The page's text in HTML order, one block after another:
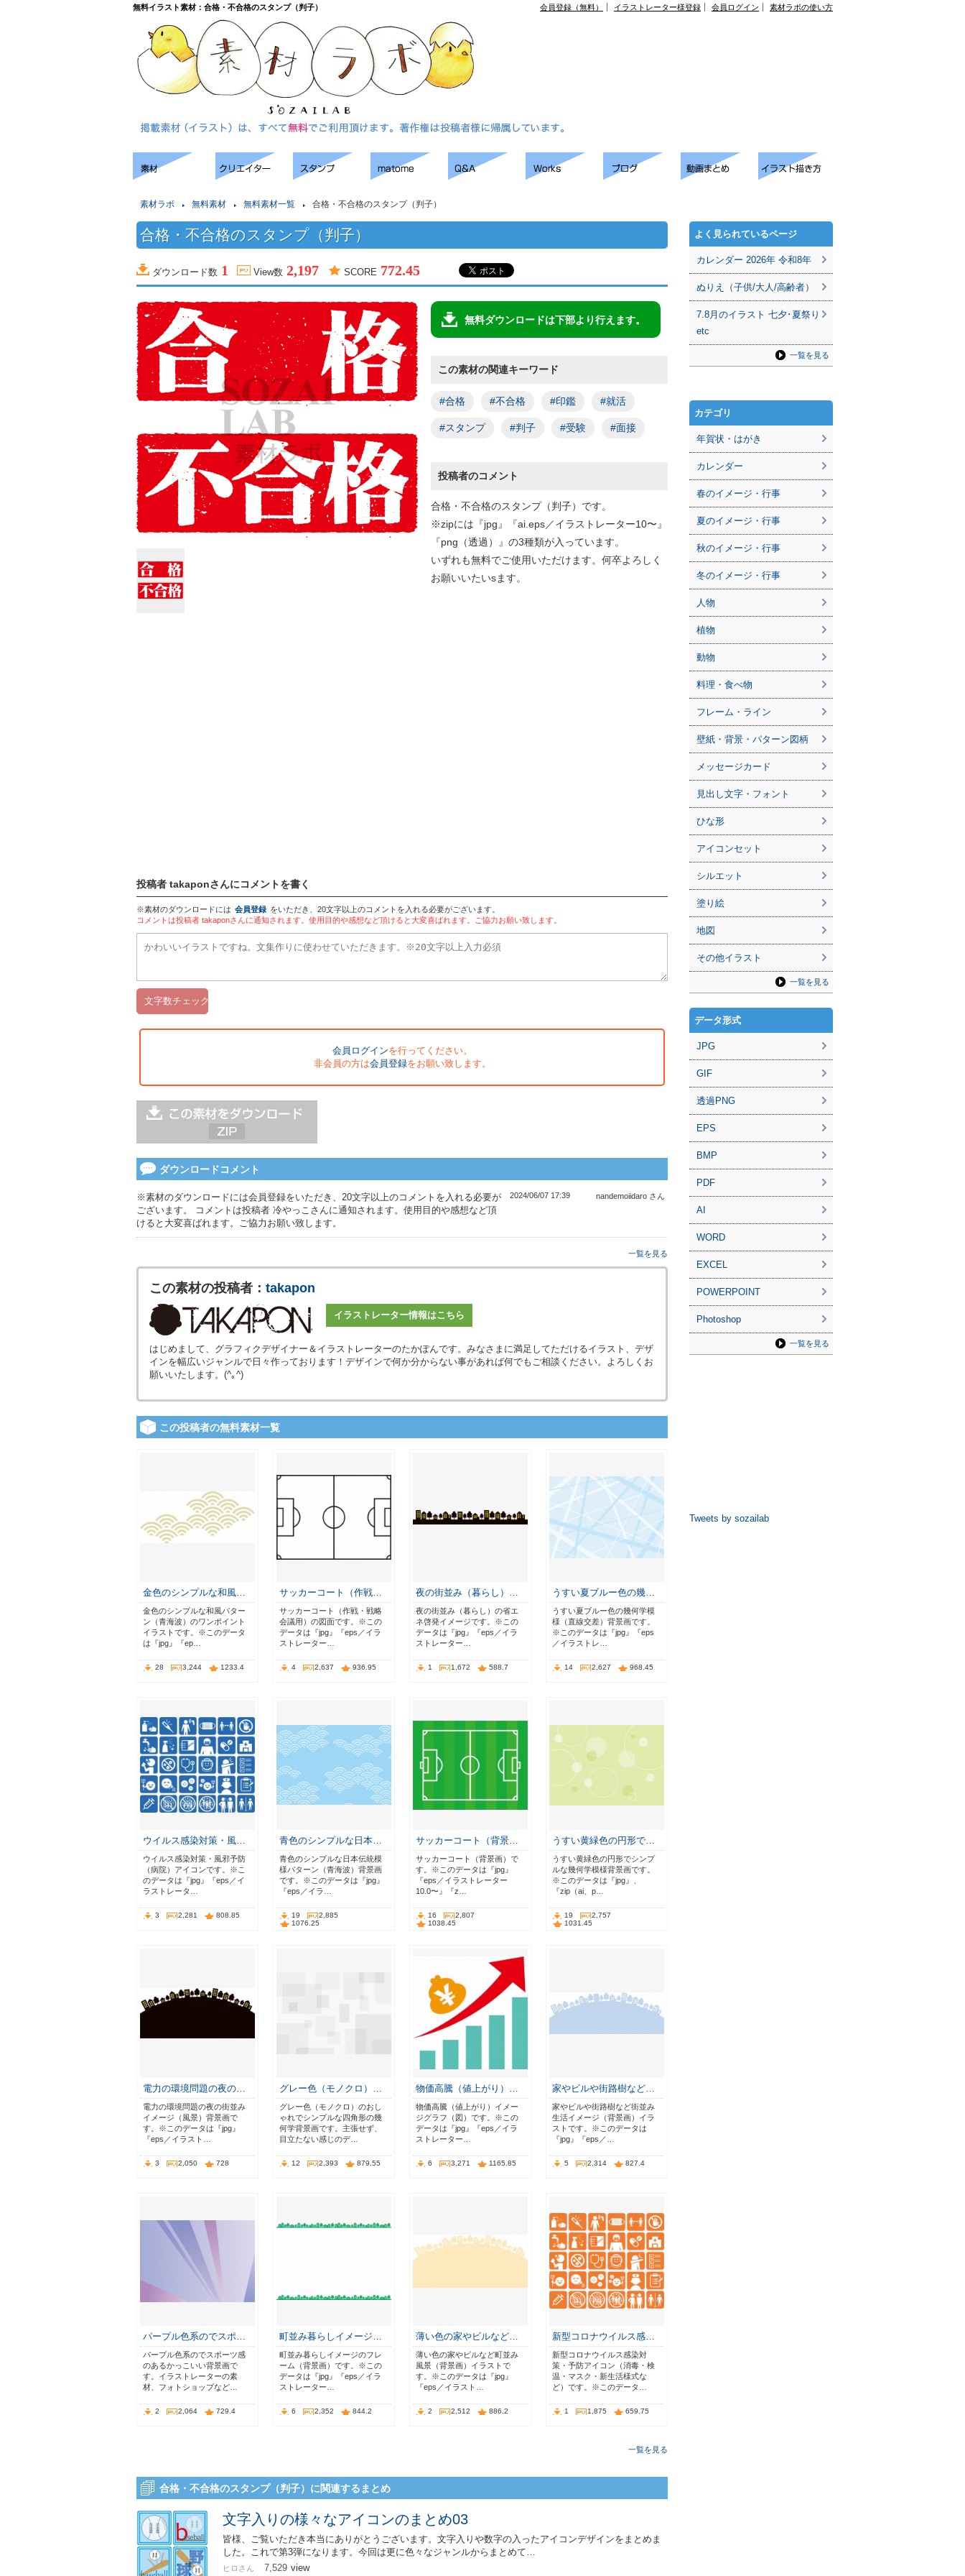
無料イラスト素材：合格・不合格のスタンプ（判子） 会員登録（無料） イラストレーター様登録 会員ログイン 素材ラボの使い方
素材ラボ 無料素材 無料素材一覧 合格・不合格のスタンプ（判子）
合格・不合格のスタンプ（判子）
ダウンロード数 1 View数 2,197 SCORE 772.45
無料ダウンロードは下部より行えます。
この素材の関連キーワード
#合格 #不合格 #印鑑 #就活
#スタンプ #判子 #受験 #面接
投稿者のコメント
合格・不合格のスタンプ（判子）です。
※zipには『jpg』『ai.eps／イラストレーター10〜』
『png（透過）』の3種類が入っています。
いずれも無料でご使用いただけます。何卒よろしく
お願いいたいsます。
投稿者 takaponさんにコメントを書く
※素材のダウンロードには 会員登録 をいただき、20文字以上のコメントを入れる必要がございます。
コメントは投稿者 takaponさんに通知されます。使用目的や感想など頂けると大変喜ばれます。ご協力お願い致します。
会員ログインを行ってください。
非会員の方は会員登録をお願い致します。
ダウンロードコメント
※素材のダウンロードには会員登録をいただき、20文字以上のコメントを入れる必要が
ございます。 コメントは投稿者 冷やっこさんに通知されます。使用目的や感想など頂
けると大変喜ばれます。ご協力お願い致します。
2024/06/07 17:39 nandemoiidaro さん
一覧を見る
この素材の投稿者： takapon
イラストレーター情報はこちら
はじめまして、グラフィクデザイナー＆イラストレーターのたかぽんです。みなさまに満足してただけるイラスト、デザ
インを幅広いジャンルで日々作っております！デザインで何か分からない事があれば何でもご相談ください。よろしくお
願いいたします。(^｡^)
この投稿者の無料素材一覧
金色のシンプルな和風…
金色のシンプルな和風パター
ン（青海波）のワンポイント
イラストです。※このデータ
は『jpg』『ep…
28 3,244 1233.4
サッカーコート（作戦…
サッカーコート（作戦・戦略
会議用）の図面です。※この
データは『jpg』『eps／イラ
ストレーター…
4 2,637 936.95
夜の街並み（暮らし）…
夜の街並み（暮らし）の省エ
ネ啓発イメージです。※この
データは『jpg』『eps／イラ
ストレーター…
1 1,672 588.7
うすい夏ブルー色の幾…
うすい夏ブルー色の幾何学模
様（直線交差）背景画です。
※このデータは『jpg』『eps
／イラストレ…
14 2,627 968.45
ウイルス感染対策・風…
ウイルス感染対策・風邪予防
（病院）アイコンです。※こ
のデータは『jpg』『eps／イ
ラストレータ…
3 2,281 808.85
青色のシンプルな日本…
青色のシンプルな日本伝統模
様パターン（青海波）背景画
です。※このデータは『jpg』
『eps／イラ…
19
2,885
1076.25
サッカーコート（背景…
サッカーコート（背景画）で
す。※このデータは『jpg』
『eps／イラストレーター
10.0〜』『z…
16
2,807
1038.45
うすい黄緑色の円形で…
うすい黄緑色の円形でシンプ
ルな幾何学模様背景画です。
※このデータは『jpg』、
『zip（ai、p…
19
2,757
1031.45
電力の環境問題の夜の…
電力の環境問題の夜の街並み
イメージ（風景）背景画で
す。※このデータは『jpg』
『eps／イラスト…
3 2,050 728
グレー色（モノクロ）…
グレー色（モノクロ）のおし
ゃれでシンプルな四角形の幾
何学背景画です。主張せず、
目立たない感じのデ…
12 2,393 879.55
物価高騰（値上がり）…
物価高騰（値上がり）イメー
ジグラフ（図）です。※この
データは『jpg』『eps／イラ
ストレーター…
6 3,271 1165.85
家やビルや街路樹など…
家やビルや街路樹など街並み
生活イメージ（背景画）イラ
ストです。※このデータは
『jpg』『eps／…
5 2,314 827.4
パープル色系のでスポ…
パープル色系のでスポーツ感
のあるかっこいい背景画で
す。イラストレーターの素
材、フォトショップなど…
2 2,064 729.4
町並み暮らしイメージ…
町並み暮らしイメージのフレ
ーム（背景画）です。※この
データは『jpg』『eps／イラ
ストレーター…
6 2,352 844.2
薄い色の家やビルなど…
薄い色の家やビルなど町並み
風景（背景画）イラストで
す。※このデータは『jpg』
『eps／イラスト…
2 2,512 886.2
新型コロナウイルス感…
新型コロナウイルス感染対
策・予防アイコン（消毒・検
温・マスク・新生活様式な
ど）です。※このデータ…
1 1,875 659.75
一覧を見る
合格・不合格のスタンプ（判子）に関連するまとめ
文字入りの様々なアイコンのまとめ03
皆様、ご覧いただき本当にありがとうございます。文字入りや数字の入ったアイコンデザインをまとめま
した。これで第3弾になります。今回は更に色々なジャンルからまとめて…
ヒロさん 7,529 view
よく見られているページ
カレンダー 2026年 令和8年
ぬりえ（子供/大人/高齢者）
7.8月のイラスト 七夕･夏祭り
etc
一覧を見る
カテゴリ
年賀状・はがき
カレンダー
春のイメージ・行事
夏のイメージ・行事
秋のイメージ・行事
冬のイメージ・行事
人物
植物
動物
料理・食べ物
フレーム・ライン
壁紙・背景・パターン図柄
メッセージカード
見出し文字・フォント
ひな形
アイコンセット
シルエット
塗り絵
地図
その他イラスト
一覧を見る
データ形式
JPG
GIF
透過PNG
EPS
BMP
PDF
AI
WORD
EXCEL
POWERPOINT
Photoshop
一覧を見る
Tweets by sozailab